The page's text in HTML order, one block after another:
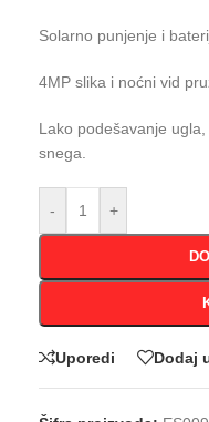
Solarno punjenje i
4MP slika i noćni vid
Lako podešavanje
snega.
- +
Uporedi Dodaj